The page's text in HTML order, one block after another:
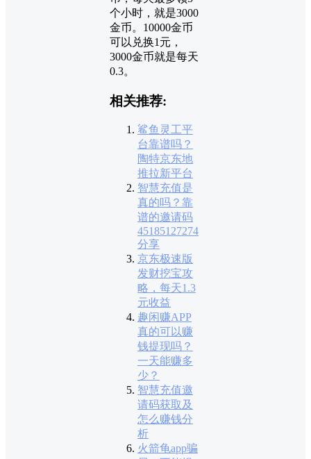
个小时，就是3000
金币。10000金币
可以兑换1元，
3000金币就是每天
0.3。
相关推荐:
鲨鱼灵工平
台靠谱吗？
陶特京东地
推拉新平台
智慧充值是
真的吗？靠
谱的邀请码
45185127274
分享
京东极速版
发财挖宝攻
略，每天1.3
元收益
趣闲赚APP
真的可以赚
钱提现吗？
一天能赚多
少？
智慧充值邀
请码获取及
怎么赚钱分
析
火箭龟app骗